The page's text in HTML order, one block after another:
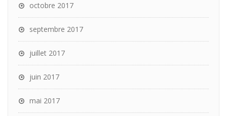
octobre 2017
septembre 2017
juillet 2017
juin 2017
mai 2017